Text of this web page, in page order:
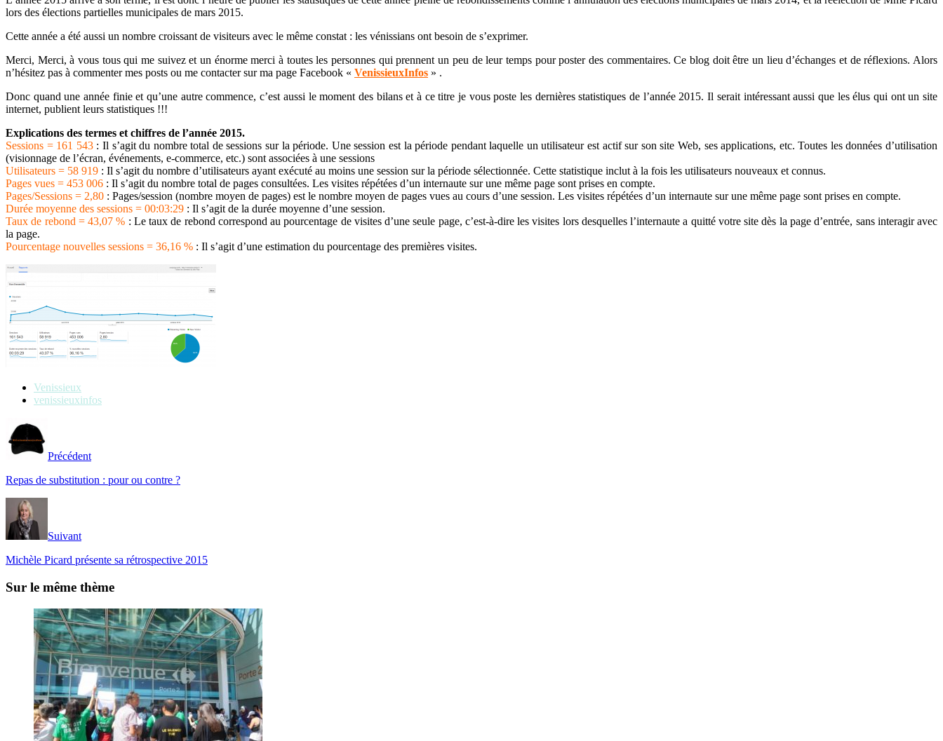
lors des élections partielles municipales de mars 2015.
Cette année a été aussi un nombre croissant de visiteurs avec le même constat : les vénissians ont besoin de s’exprimer.
Merci, Merci, à vous tous qui me suivez et un énorme merci à toutes les personnes qui prennent un peu de leur temps pour poster des commentaires. Ce blog doit être un lieu d’échanges et de réflexions. Alors
n’hésitez pas à commenter mes posts ou me contacter sur ma page Facebook « VenissieuxInfos » .
Donc quand une année finie et qu’une autre commence, c’est aussi le moment des bilans et à ce titre je vous poste les dernières statistiques de l’année 2015. Il serait intéressant aussi que les élus qui ont un site
internet, publient leurs statistiques !!!
Explications des termes et chiffres de l’année 2015.
Sessions = 161 543 : Il s’agit du nombre total de sessions sur la période. Une session est la période pendant laquelle un utilisateur est actif sur son site Web, ses applications, etc. Toutes les données d’utilisation
(visionnage de l’écran, événements, e-commerce, etc.) sont associées à une sessions
Utilisateurs = 58 919 : Il s’agit du nombre d’utilisateurs ayant exécuté au moins une session sur la période sélectionnée. Cette statistique inclut à la fois les utilisateurs nouveaux et connus.
Pages vues = 453 006 : Il s’agit du nombre total de pages consultées. Les visites répétées d’un internaute sur une même page sont prises en compte.
Pages/Sessions = 2,80 : Pages/session (nombre moyen de pages) est le nombre moyen de pages vues au cours d’une session. Les visites répétées d’un internaute sur une même page sont prises en compte.
Durée moyenne des sessions = 00:03:29 : Il s’agit de la durée moyenne d’une session.
Taux de rebond = 43,07 % : Le taux de rebond correspond au pourcentage de visites d’une seule page, c’est-à-dire les visites lors desquelles l’internaute a quitté votre site dès la page d’entrée, sans interagir avec
la page.
Pourcentage nouvelles sessions = 36,16 % : Il s’agit d’une estimation du pourcentage des premières visites.
Venissieux
venissieuxinfos
Précédent
Repas de substitution : pour ou contre ?
Suivant
Michèle Picard présente sa rétrospective 2015
Sur le même thème